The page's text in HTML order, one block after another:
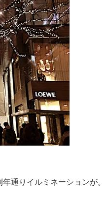
通りイルミネーションが。